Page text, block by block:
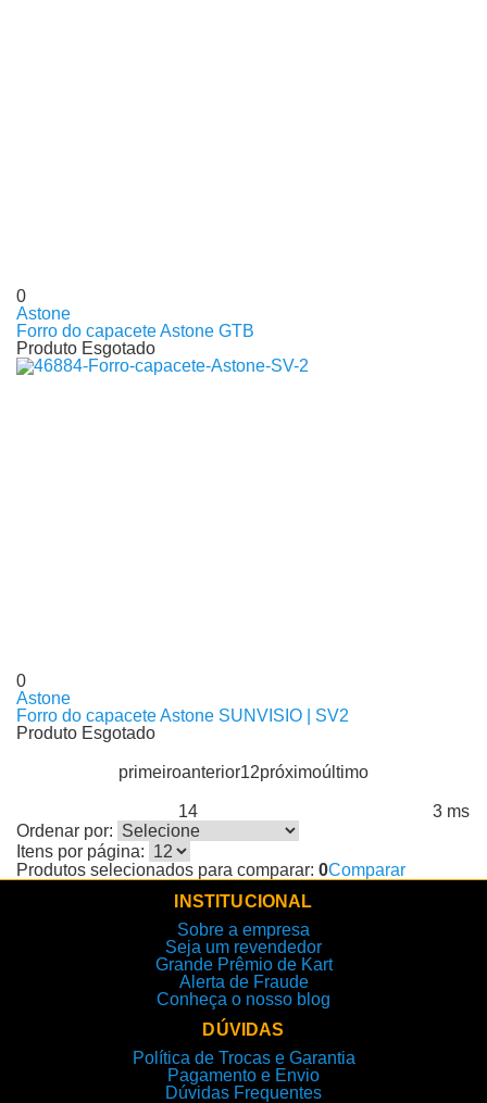
0
Astone
Forro do capacete Astone GTB
Produto Esgotado
0
Astone
Forro do capacete Astone SUNVISIO | SV2
Produto Esgotado
primeiroanterior12próximoúltimo
14
3 ms
Ordenar por:
Itens por página:
Produtos selecionados para comparar: 0Comparar
INSTITUCIONAL
Sobre a empresa
Seja um revendedor
Grande Prêmio de Kart
Alerta de Fraude
Conheça o nosso blog
DÚVIDAS
Política de Trocas e Garantia
Pagamento e Envio
Dúvidas Frequentes